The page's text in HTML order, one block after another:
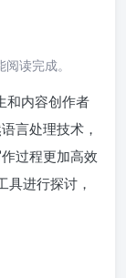
读完成。
和内容创作者
言处理技术，
过程更加高效
具进行探讨，